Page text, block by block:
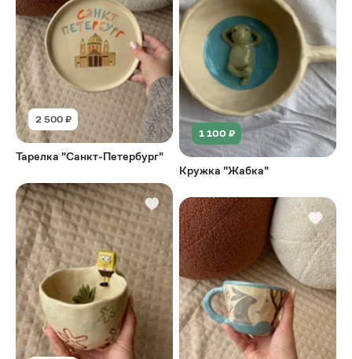
2 500 ₽
Тарелка "Санкт-Петербург"
1 100 ₽
Кружка "Жабка"